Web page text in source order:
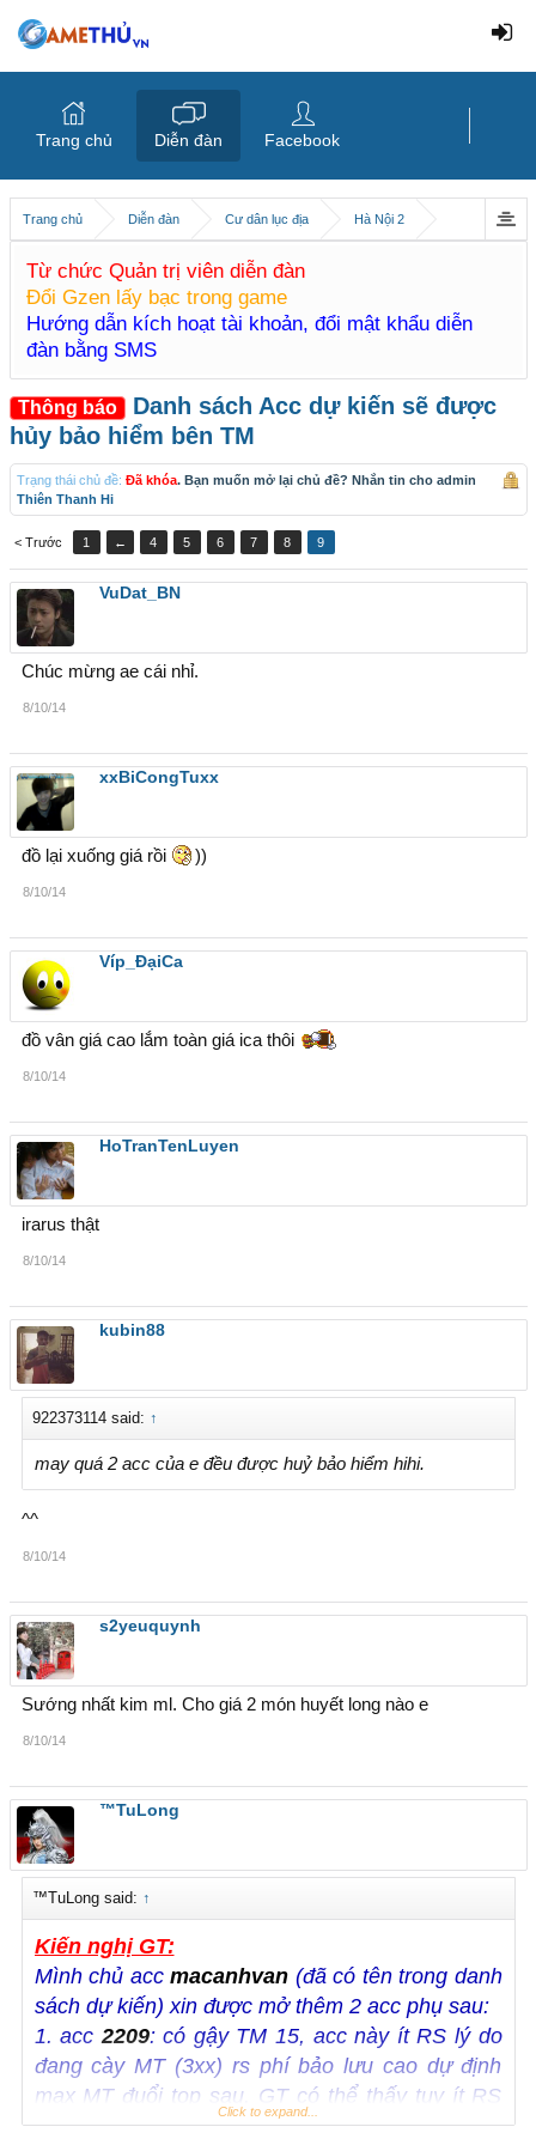
Trang chủ Diễn đàn Cư dân lục địa Hà Nội 2
Từ chức Quản trị viên diễn đàn
Đổi Gzen lấy bạc trong game
Hướng dẫn kích hoạt tài khoản, đổi mật khẩu diễn
đàn bằng SMS
Thông báo Danh sách Acc dự kiến sẽ được
hủy bảo hiểm bên TM
Trạng thái chủ đề: Đã khóa. Bạn muốn mở lại chủ đề? Nhắn tin cho admin
Thiên Thanh Hi
< Trước 1 ← 4 5 6 7 8 9
VuDat_BN
Chúc mừng ae cái nhỉ.
8/10/14
xxBiCongTuxx
đồ lại xuống giá rồi ))
8/10/14
Víp_ĐạiCa
đồ vân giá cao lắm toàn giá ica thôi
8/10/14
HoTranTenLuyen
irarus thật
8/10/14
kubin88
922373114 said: ↑
may quá 2 acc của e đều được huỷ bảo hiểm hihi.
^^
8/10/14
s2yeuquynh
Sướng nhất kim ml. Cho giá 2 món huyết long nào e
8/10/14
™TuLong
™TuLong said: ↑
Kiến nghị GT:
Mình chủ acc macanhvan (đã có tên trong danh
sách dự kiến) xin được mở thêm 2 acc phụ sau:
1. acc 2209: có gậy TM 15, acc này ít RS lý do
đang cày MT (3xx) rs phí bảo lưu cao dự định
max MT đuổi top sau. GT có thể thấy tuy ít RS
nhưng vẫn chơi ổn định, và ngày nào cũng OL
Click to expand...
Trang chủ Diễn đàn Facebook